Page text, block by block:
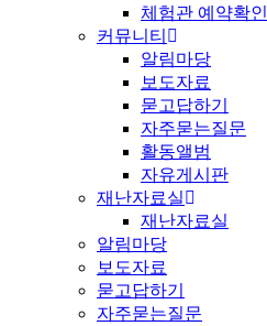
체험관 예약확인
커뮤니티
알림마당
보도자료
묻고답하기
자주묻는질문
활동앨범
자유게시판
재난자료실
재난자료실
알림마당
보도자료
묻고답하기
자주묻는질문